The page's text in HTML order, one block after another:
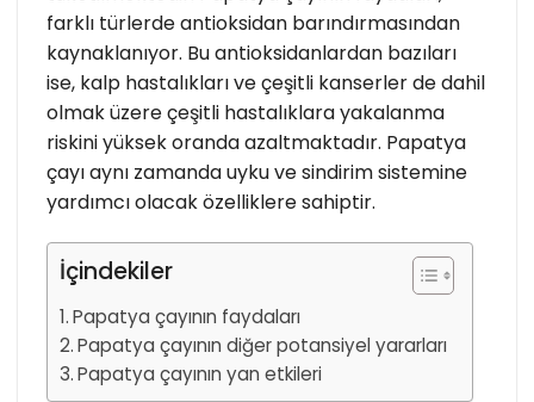
farklı türlerde antioksidan barındırmasından
kaynaklanıyor. Bu antioksidanlardan bazıları
ise, kalp hastalıkları ve çeşitli kanserler de dahil
olmak üzere çeşitli hastalıklara yakalanma
riskini yüksek oranda azaltmaktadır. Papatya
çayı aynı zamanda uyku ve sindirim sistemine
yardımcı olacak özelliklere sahiptir.
İçindekiler
Papatya çayının faydaları
Papatya çayının diğer potansiyel yararları
Papatya çayının yan etkileri